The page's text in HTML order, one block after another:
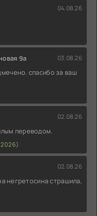
04.08.26
9а 03.08.26
спасибо за ваш
02.08.26
переводом.
02.08.26
негретосина страшила,